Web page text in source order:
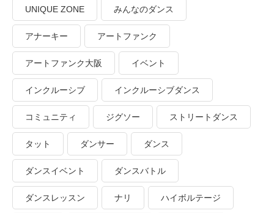
UNIQUE ZONE みんなのダンス
アナーキー アートファンク
アートファンク大阪 イベント
インクルーシブ インクルーシブダンス
コミュニティ ジグソー ストリートダンス
タット ダンサー ダンス
ダンスイベント ダンスバトル
ダンスレッスン ナリ ハイボルテージ